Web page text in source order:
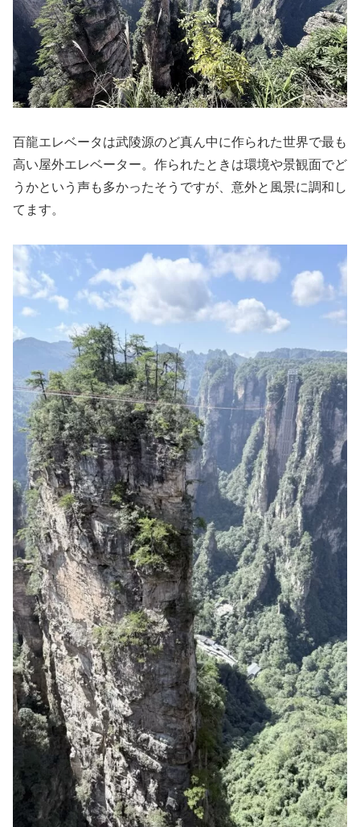
百龍エレベータは武陵源のど真ん中に作られた世界で最も
高い屋外エレベーター。作られたときは環境や景観面でど
うかという声も多かったそうですが、意外と風景に調和し
てます。